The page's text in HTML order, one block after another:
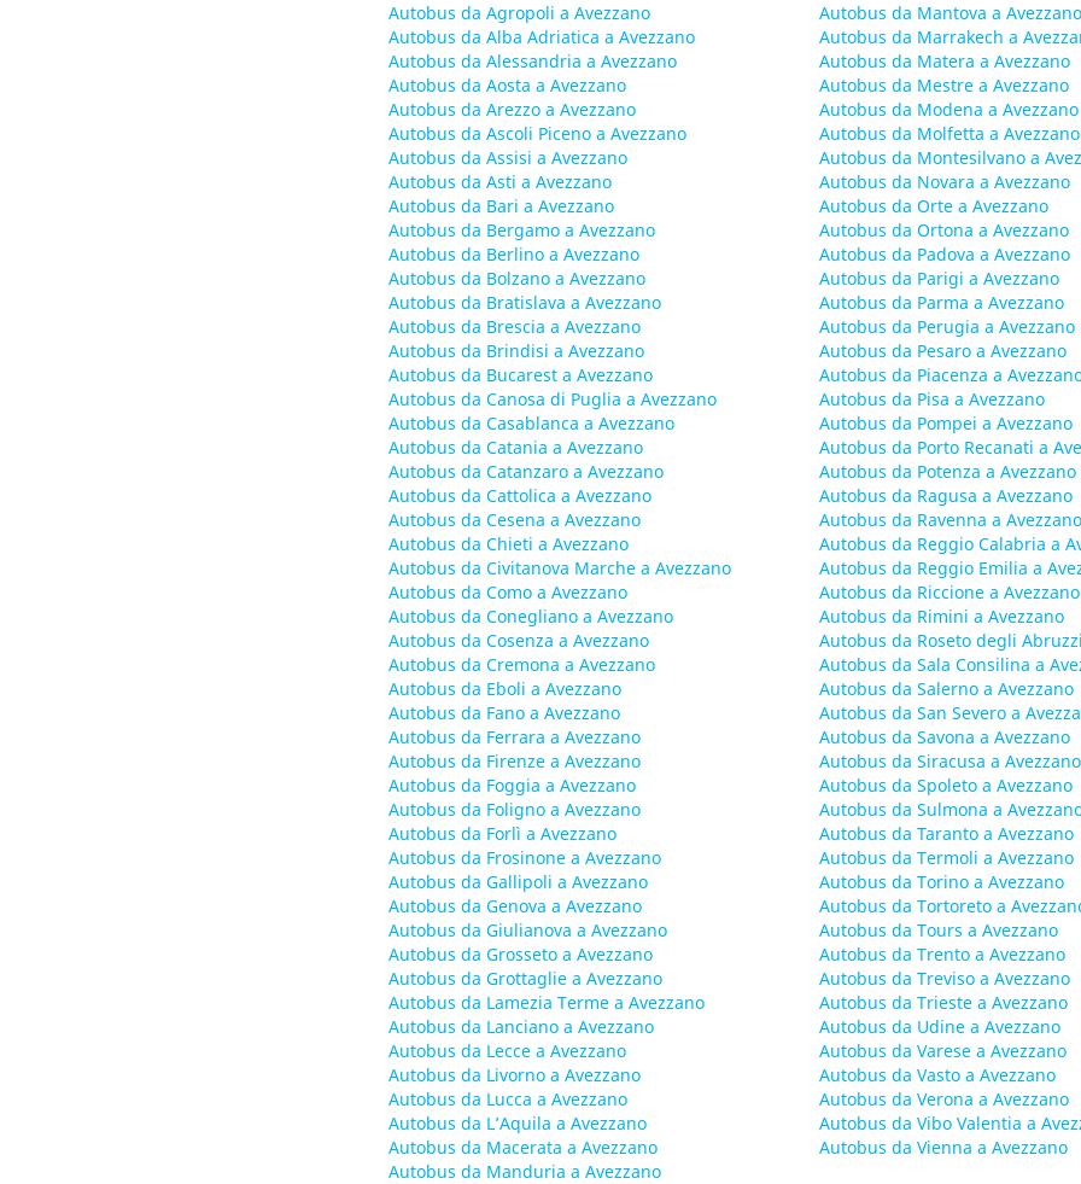
Autobus da Agropoli a Avezzano
Autobus da Alba Adriatica a Avezzano
Autobus da Alessandria a Avezzano
Autobus da Aosta a Avezzano
Autobus da Arezzo a Avezzano
Autobus da Ascoli Piceno a Avezzano
Autobus da Assisi a Avezzano
Autobus da Asti a Avezzano
Autobus da Bari a Avezzano
Autobus da Bergamo a Avezzano
Autobus da Berlino a Avezzano
Autobus da Bolzano a Avezzano
Autobus da Bratislava a Avezzano
Autobus da Brescia a Avezzano
Autobus da Brindisi a Avezzano
Autobus da Bucarest a Avezzano
Autobus da Canosa di Puglia a Avezzano
Autobus da Casablanca a Avezzano
Autobus da Catania a Avezzano
Autobus da Catanzaro a Avezzano
Autobus da Cattolica a Avezzano
Autobus da Cesena a Avezzano
Autobus da Chieti a Avezzano
Autobus da Civitanova Marche a Avezzano
Autobus da Como a Avezzano
Autobus da Conegliano a Avezzano
Autobus da Cosenza a Avezzano
Autobus da Cremona a Avezzano
Autobus da Eboli a Avezzano
Autobus da Fano a Avezzano
Autobus da Ferrara a Avezzano
Autobus da Firenze a Avezzano
Autobus da Foggia a Avezzano
Autobus da Foligno a Avezzano
Autobus da Forlì a Avezzano
Autobus da Frosinone a Avezzano
Autobus da Gallipoli a Avezzano
Autobus da Genova a Avezzano
Autobus da Giulianova a Avezzano
Autobus da Grosseto a Avezzano
Autobus da Grottaglie a Avezzano
Autobus da Lamezia Terme a Avezzano
Autobus da Lanciano a Avezzano
Autobus da Lecce a Avezzano
Autobus da Livorno a Avezzano
Autobus da Lucca a Avezzano
Autobus da L’Aquila a Avezzano
Autobus da Macerata a Avezzano
Autobus da Manduria a Avezzano
Autobus da Mantova a Avezzano
Autobus da Marrakech a
Autobus da Matera a Avezzano
Autobus da Mestre a Avezzano
Autobus da Modena a Avezzano
Autobus da Molfetta a Avezzano
Autobus da Montesilvano a
Autobus da Novara a Avezzano
Autobus da Orte a Avezzano
Autobus da Ortona a Avezzano
Autobus da Padova a Avezzano
Autobus da Parigi a Avezzano
Autobus da Parma a Avezzano
Autobus da Perugia a Avezzano
Autobus da Pesaro a Avezzano
Autobus da Piacenza a
Autobus da Pisa a Avezzano
Autobus da Pompei a Avezzano
Autobus da Porto Recanati a
Autobus da Potenza a Avezzano
Autobus da Ragusa a Avezzano
Autobus da Ravenna a Avezzano
Autobus da Reggio Calabria a
Autobus da Reggio Emilia a
Autobus da Riccione a Avezzano
Autobus da Rimini a Avezzano
Autobus da Roseto degli
Autobus da Sala Consilina a
Autobus da Salerno a Avezzano
Autobus da San Severo a
Autobus da Savona a Avezzano
Autobus da Siracusa a Avezzano
Autobus da Spoleto a Avezzano
Autobus da Sulmona a
Autobus da Taranto a Avezzano
Autobus da Termoli a Avezzano
Autobus da Torino a Avezzano
Autobus da Tortoreto a
Autobus da Tours a Avezzano
Autobus da Trento a Avezzano
Autobus da Treviso a Avezzano
Autobus da Trieste a Avezzano
Autobus da Udine a Avezzano
Autobus da Varese a Avezzano
Autobus da Vasto a Avezzano
Autobus da Verona a Avezzano
Autobus da Vibo Valentia a
Autobus da Vienna a Avezzano